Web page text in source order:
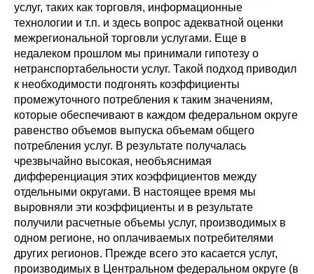
услуг, таких как торговля, информационные
технологии и т.п. и здесь вопрос адекватной оценки
межрегиональной торговли услугами. Еще в
недалеком прошлом мы принимали гипотезу о
нетранспортабельности услуг. Такой подход приводил
к необходимости подгонять коэффициенты
промежуточного потребления к таким значениям,
которые обеспечивают в каждом федеральном округе
равенство объемов выпуска объемам общего
потребления услуг. В результате получалась
чрезвычайно высокая, необъяснимая
дифференциация этих коэффициентов между
отдельными округами. В настоящее время мы
выровняли эти коэффициенты и в результате
получили расчетные объемы услуг, производимых в
одном регионе, но оплачиваемых потребителями
других регионов. Прежде всего это касается услуг,
производимых в Центральном федеральном округе (в